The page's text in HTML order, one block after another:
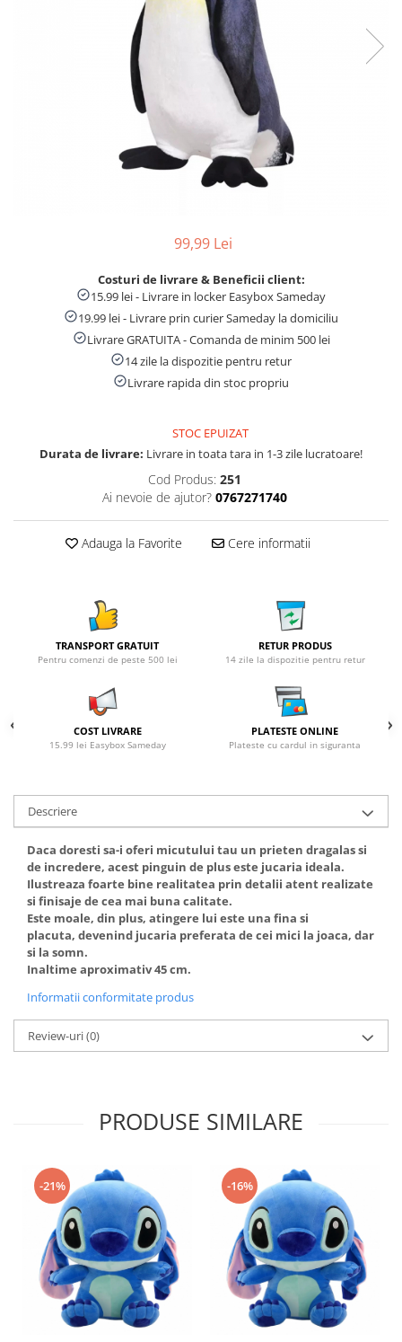
99,99 Lei
Costuri de livrare & Beneficii client:
15.99 lei - Livrare in locker Easybox Sameday
19.99 lei - Livrare prin curier Sameday la domiciliu
Livrare GRATUITA - Comanda de minim 500 lei
14 zile la dispozitie pentru retur
Livrare rapida din stoc propriu
STOC EPUIZAT
Durata de livrare: Livrare in toata tara in 1-3 zile lucratoare!
Cod Produs: 251
Ai nevoie de ajutor? 0767271740
Adauga la Favorite Cere informatii
TRANSPORT GRATUIT
Pentru comenzi de peste 500 lei
RETUR PRODUS
14 zile la dispozitie pentru retur
COST LIVRARE
15.99 lei Easybox Sameday
PLATESTE ONLINE
Plateste cu cardul in siguranta
Descriere
Daca doresti sa-i oferi micutului tau un prieten dragalas si
de incredere, acest pinguin de plus este jucaria ideala.
Ilustreaza foarte bine realitatea prin detalii atent realizate
si finisaje de cea mai buna calitate.
Este moale, din plus, atingere lui este una fina si
placuta, devenind jucaria preferata de cei mici la joaca, dar
si la somn.
Inaltime aproximativ 45 cm.
Informatii conformitate produs
Review-uri(0)
PRODUSE SIMILARE
-21% -16%